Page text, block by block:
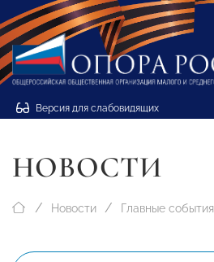
Версия для слабовидящих
НОВОСТИ
Новости Главные события